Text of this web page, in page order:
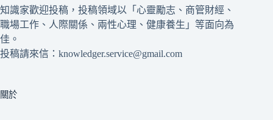
知識家歡迎投稿，投稿領域以「心靈勵志、商管財經、
職場工作、人際關係、兩性心理、健康養生」等面向為
佳。
投稿請來信：knowledger.service@gmail.com
關於